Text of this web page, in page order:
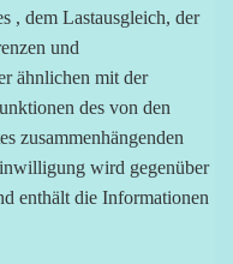
, dem Lastausgleich, der
und
ähnlichen mit der
des von den
zusammenhängenden
wird gegenüber
enthält die Informationen